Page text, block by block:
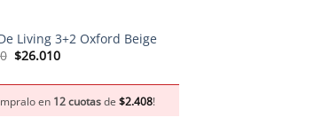
Living 3+2 Oxford Beige
El
$28.900.
$26.010El
$26.010.
en 12 cuotasde$2.408!